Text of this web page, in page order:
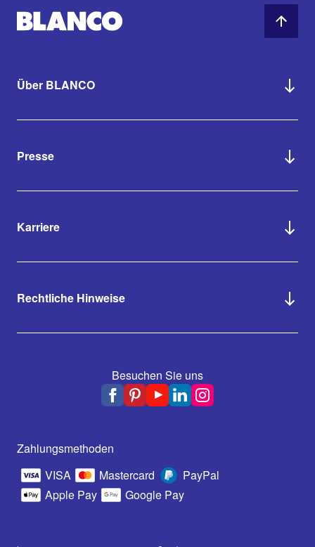
Über BLANCO
Presse
Karriere
Rechtliche Hinweise
Besuchen Sie uns
Zahlungsmethoden
VISA
Mastercard
PayPal
Apple Pay
Google Pay